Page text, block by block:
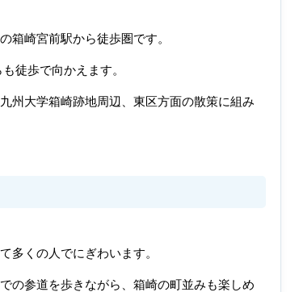
箱崎宮前駅から徒歩圏です。
徒歩で向かえます。
州大学箱崎跡地周辺、東区方面の散策に組み
多くの人でにぎわいます。
の参道を歩きながら、箱崎の町並みも楽しめ